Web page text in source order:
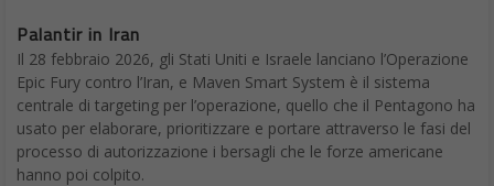
Palantir in Iran
Il 28 febbraio 2026, gli Stati Uniti e Israele lanciano l’Operazione
Epic Fury contro l’Iran, e Maven Smart System è il sistema
centrale di targeting per l’operazione, quello che il Pentagono ha
usato per elaborare, prioritizzare e portare attraverso le fasi del
processo di autorizzazione i bersagli che le forze americane
hanno poi colpito.